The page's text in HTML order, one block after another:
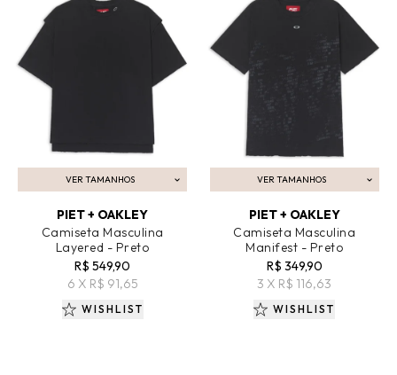
VER TAMANHOS
ADICIONAR AO CARRINHO
PIET + OAKLEY
Camiseta Masculina
Layered - Preto
R$ 549,90
6 X R$ 91,65
WISHLIST
VER TAMANHOS
ADICIONAR AO CARRINHO
PIET + OAKLEY
Camiseta Masculina
Manifest - Preto
R$ 349,90
3 X R$ 116,63
WISHLIST